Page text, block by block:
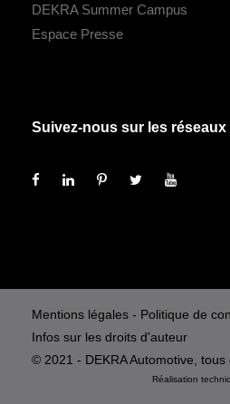
DEKRA Summer Campus
Espace Presse
Suivez-nous sur les
Mentions légales - Politique de
Infos sur les droits d'auteur
© 2021 - DEKRA Automotive,
Réalisation